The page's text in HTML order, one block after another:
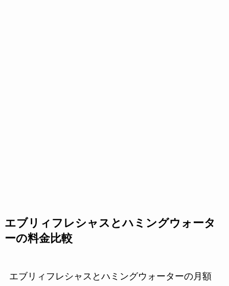
エブリィフレシャスとハミングウォータ
ーの料金比較
エブリィフレシャスとハミングウォーターの月額